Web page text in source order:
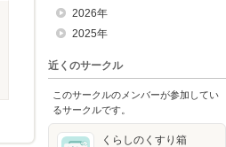
2026年
2025年
近くのサークル
このサークルのメンバーが参加してい
るサークルです。
くらしのくすり箱